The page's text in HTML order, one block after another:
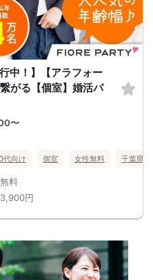
中！】【アラフォー
がる【個室】婚活パ
〜
代向け 個室 女性無料 千葉県
無料
3,900円